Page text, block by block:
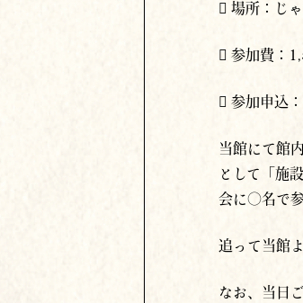
 場所：じ
 参加費：
 参加申込
当館にて館
として「施
会に〇名で
追って当館
なお、当日